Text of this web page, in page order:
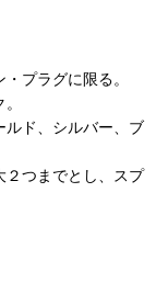
プラグに限る。
ルド、シルバー、ブ
２つまでとし、スプ